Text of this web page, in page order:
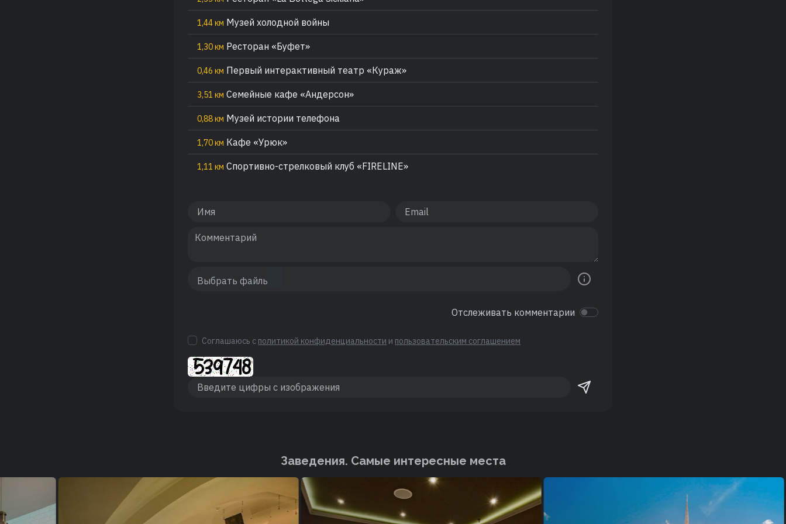
1,44 км Музей холодной войны
1,30 км Ресторан «Буфет»
0,46 км Первый интерактивный театр «Кураж»
3,51 км Семейные кафе «Андерсон»
0,88 км Музей истории телефона
1,70 км Кафе «Урюк»
1,11 км Спортивно-стрелковый клуб «FIRELINE»
Отслеживать комментарии
Соглашаюсь с политикой конфиденциальности и пользовательским соглашением
Заведения. Cамые интересные места